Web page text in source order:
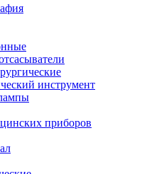
инструмент
приборов